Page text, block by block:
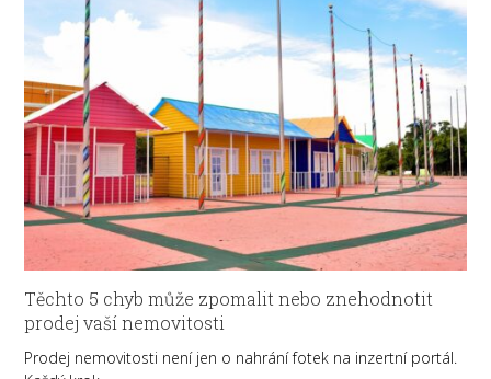
Těchto 5 chyb může zpomalit nebo znehodnotit
prodej vaší nemovitosti
Prodej nemovitosti není jen o nahrání fotek na inzertní portál.